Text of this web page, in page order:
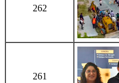
262
261